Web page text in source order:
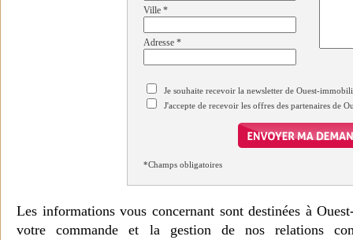
Ville *
Adresse *
Je souhaite recevoir la newsletter de Ouest-
J'accepte de recevoir les offres des partenaires de
*Champs obligatoires
Les informations vous concernant sont destinées à
votre commande et la gestion de nos relations